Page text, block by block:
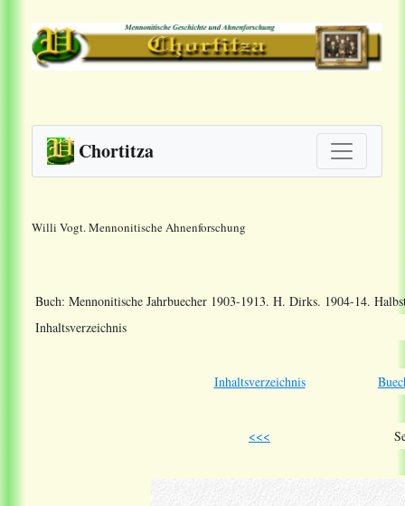
Chortitza
Willi Vogt. Mennonitische Ahnenforschung
Buch: Mennonitische Jahrbuecher 1903-1913. H. Dirks. 1904-14.
Inhaltsverzeichnis
Inhaltsverzeichnis
<<<